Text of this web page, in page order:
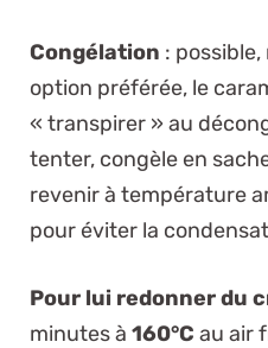
Congélation : possible,
option préférée, le
« transpirer » au
tenter, congèle en
revenir à température
pour éviter la
Pour lui redonner du
minutes à 160°C au air